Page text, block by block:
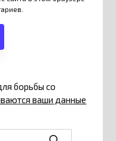
борьбы со
ваши данные